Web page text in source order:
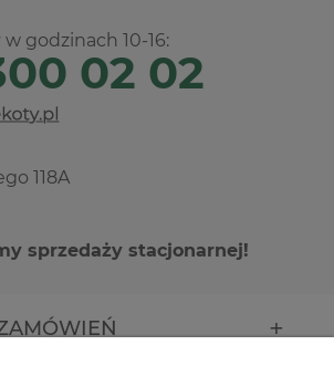
godzinach 10-16:
02 02
118A
sprzedaży stacjonarnej!